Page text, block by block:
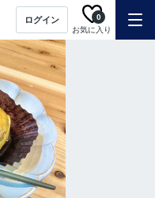
ログイン
お気に入り
0